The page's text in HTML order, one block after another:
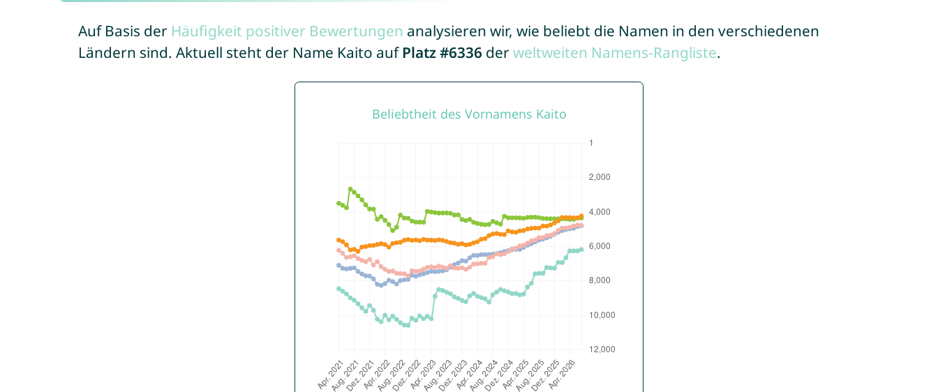
Auf Basis der Häufigkeit positiver Bewertungen analysieren wir, wie beliebt die Namen in den verschiedenen
Ländern sind. Aktuell steht der Name Kaito auf Platz #6336 derweltweiten Namens-Rangliste.